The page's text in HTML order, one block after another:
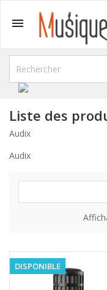

Liste des
Audix
Audix
DISPONIBLE